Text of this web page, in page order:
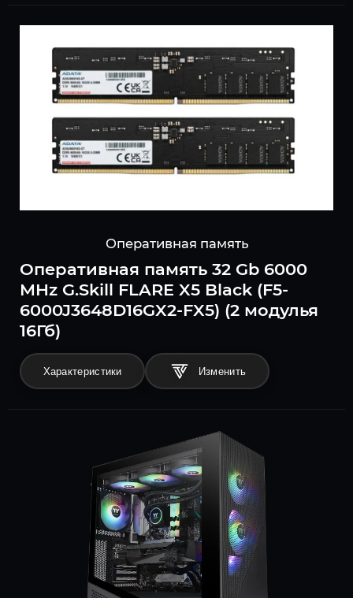
Оперативная память
Оперативная память 32 Gb 6000
MHz G.Skill FLARE X5 Black (F5-
6000J3648D16GX2-FX5) (2 модулья
16Гб)
Характеристики